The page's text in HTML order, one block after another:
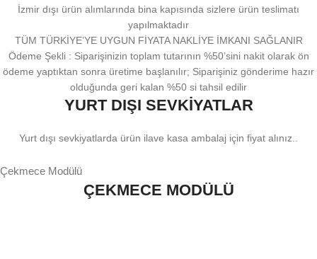
İzmir dışı ürün alımlarında bina kapısında sizlere ürün teslimatı
yapılmaktadır
TÜM TÜRKİYE’YE UYGUN FİYATA NAKLİYE İMKANI SAĞLANIR
Ödeme Şekli : Siparişinizin toplam tutarının %50’sini nakit olarak ön
ödeme yaptıktan sonra üretime başlanılır; Siparişiniz gönderime hazır
olduğunda geri kalan %50 si tahsil edilir
YURT DIŞI SEVKİYATLAR
Yurt dışı sevkiyatlarda ürün ilave kasa ambalaj için fiyat alınız..
Çekmece Modülü
ÇEKMECE MODÜLÜ